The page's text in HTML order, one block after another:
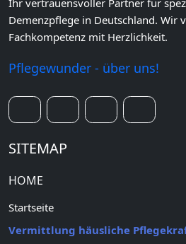
Demenzpflege in Deutschland. Wir
Fachkompetenz mit Herzlichkeit.
Pflegewunder - über uns!
SITEMAP
HOME
Startseite
Vermittlung häusliche